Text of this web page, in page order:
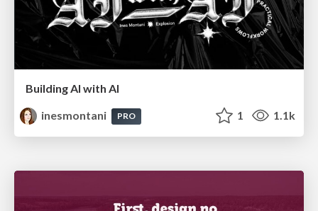
Building AI with AI
inesmontani
PRO 1 1.1k